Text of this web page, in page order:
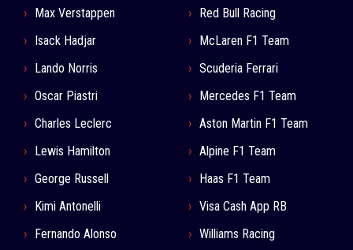
Max Verstappen
Isack Hadjar
Lando Norris
Oscar Piastri
Charles Leclerc
Lewis Hamilton
George Russell
Kimi Antonelli
Fernando Alonso
Red Bull Racing
McLaren F1 Team
Scuderia Ferrari
Mercedes F1 Team
Aston Martin F1 Team
Alpine F1 Team
Haas F1 Team
Visa Cash App RB
Williams Racing